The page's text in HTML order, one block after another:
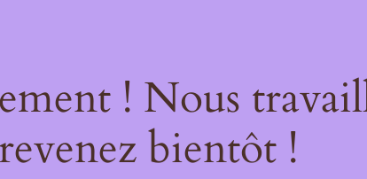
! Nous
bientôt !